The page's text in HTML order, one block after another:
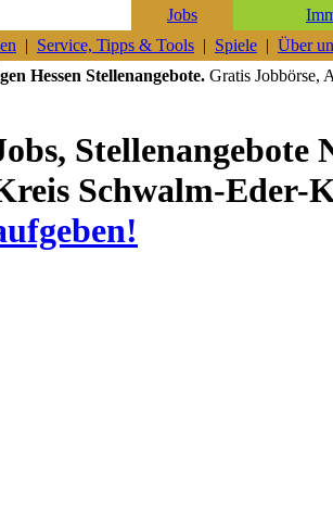
Jobs
| Service, Tipps & Tools | Spiele | Über
Hessen Stellenangebote. Gratis Jobbörse,
Schwalm-Eder-